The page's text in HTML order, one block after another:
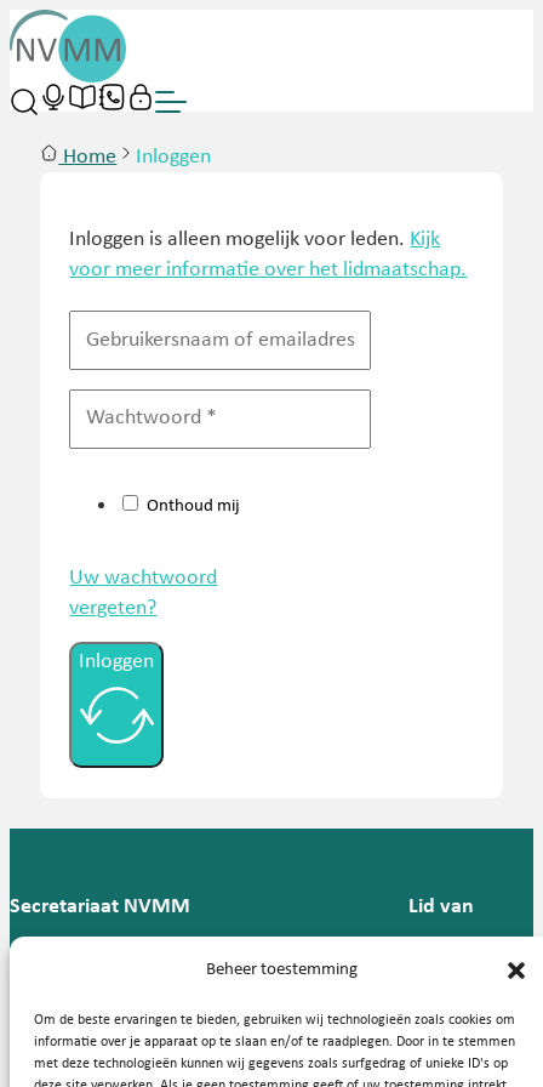
Beheer toestemming
Om de beste ervaringen te bieden, gebruiken wij technologieën zoals cookies om
informatie over je apparaat op te slaan en/of te raadplegen. Door in te stemmen
met deze technologieën kunnen wij gegevens zoals surfgedrag of unieke ID's op
Home Inloggen
Inloggen is alleen mogelijk voor leden. Kijk
voor meer informatie over het lidmaatschap.
Onthoud mij
Uw wachtwoord
vergeten?
Inloggen
Secretariaat NVMM
Groningen
T: 088 -
57
Lid van